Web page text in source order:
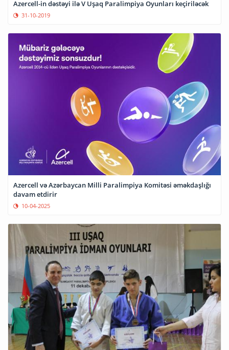
Azercell-in dəstəyi ilə V Uşaq Paralimpiya Oyunları keçiriləcək
31-10-2019
Azercell və Azərbaycan Milli Paralimpiya Komitəsi əməkdaşlığı
davam etdirir
10-04-2025